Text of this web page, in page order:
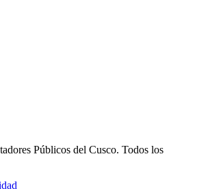
Públicos del Cusco. Todos los